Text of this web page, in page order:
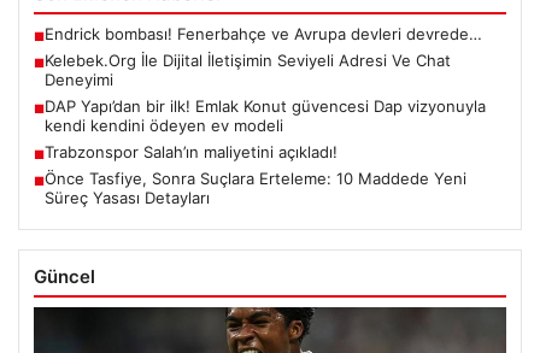
■Endrick bombası! Fenerbahçe ve Avrupa devleri devrede…
■Kelebek.Org İle Dijital İletişimin Seviyeli Adresi Ve Chat
Deneyimi
■DAP Yapı’dan bir ilk! Emlak Konut güvencesi Dap vizyonuyla
kendi kendini ödeyen ev modeli
■Trabzonspor Salah’ın maliyetini açıkladı!
■Önce Tasfiye, Sonra Suçlara Erteleme: 10 Maddede Yeni
Süreç Yasası Detayları
Güncel